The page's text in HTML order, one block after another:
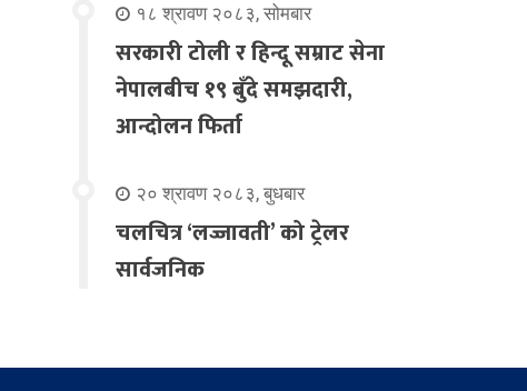
१८ श्रावण २०८३, सोमबार
सरकारी टोली र हिन्दू सम्राट सेना
नेपालबीच १९ बुँदे समझदारी,
आन्दोलन फिर्ता
२० श्रावण २०८३, बुधबार
चलचित्र ‘लज्जावती’ को ट्रेलर
सार्वजनिक